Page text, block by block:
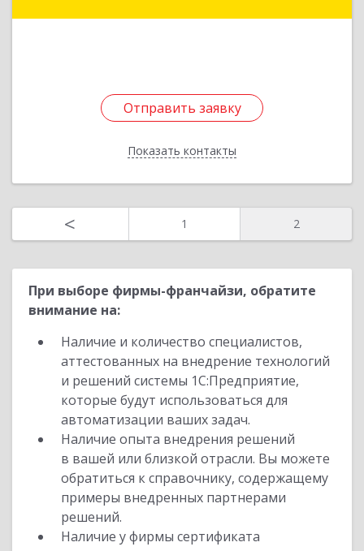
Отправить заявку
Показать контакты
Отправить заявку
Назад
< 1 2
При выборе фирмы-франчайзи, обратите
внимание на:
Наличие и количество специалистов,
аттестованных на внедрение технологий
и решений системы 1С:Предприятие,
которые будут использоваться для
автоматизации ваших задач.
Наличие опыта внедрения решений
в вашей или близкой отрасли. Вы можете
обратиться к справочнику, содержащему
примеры внедренных партнерами
решений.
Наличие у фирмы сертификата